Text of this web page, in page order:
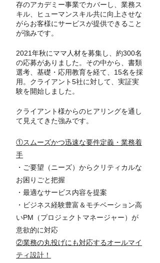
存のアカデミー事業でカバーし、業務ス
キル、ヒューマンスキル共に向上させな
がらお客様にサービスが提供できること
が強みです。
2021年秋にママ人材を募集し、約300名
の応募がありました。その中から、書類
選考、基礎・応用教育を経て、15名を採
用。クライアント5社に対して、実証実
験を開始しました。
クライアント様からのヒアリングを通し
て見えてきた強みです。
①スムーズかつ迅速な要件定義・業務着
手
・ご要望（ニーズ）からクリティカルな
お困りごと把握
・最適なサービス内容を提案
・ビジネス経験豊富＆モチベーション高
いPM（プロジェクトマネージャー）が
意欲的に対応
②業務の丸投げにも対応するオールマイ
ティ設計！